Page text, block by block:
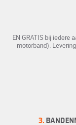
EN GRATIS bij iedere
motorband).
3.